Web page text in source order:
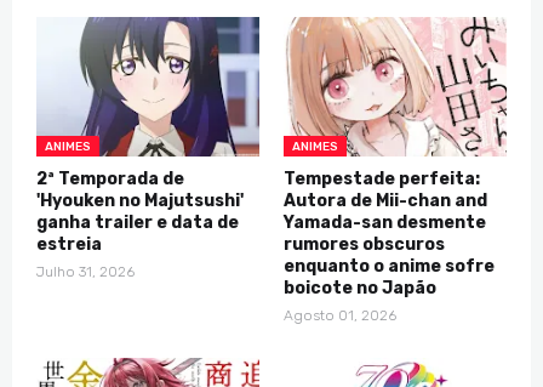
ANIMES
2ª Temporada de
'Hyouken no Majutsushi'
ganha trailer e data de
estreia
Julho 31, 2026
ANIMES
Tempestade perfeita:
Autora de Mii-chan and
Yamada-san desmente
rumores obscuros
enquanto o anime sofre
boicote no Japão
Agosto 01, 2026